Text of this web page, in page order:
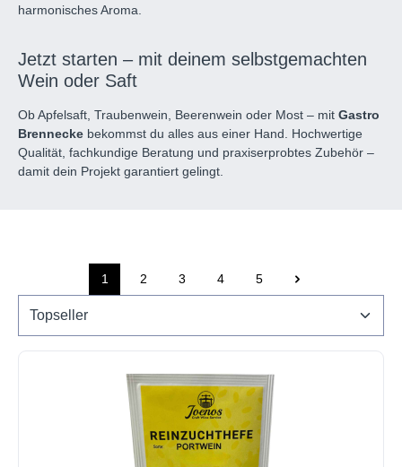
harmonisches Aroma.
Jetzt starten – mit deinem selbstgemachten
Wein oder Saft
Ob Apfelsaft, Traubenwein, Beerenwein oder Most – mit Gastro
Brennecke bekommst du alles aus einer Hand. Hochwertige
Qualität, fachkundige Beratung und praxiserprobtes Zubehör –
damit dein Projekt garantiert gelingt.
Seite
1
Seite
2
Seite
3
Seite
4
Seite
5